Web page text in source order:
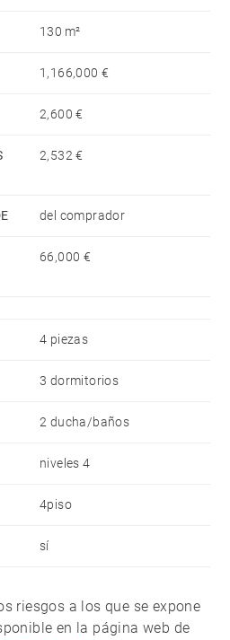
130 m²
1,166,000 €
2,600 €
2,532 €
del comprador
66,000 €
4 piezas
3 dormitorios
2 ducha/baños
niveles 4
4piso
sí
riesgos a los que se expone
en la página web de